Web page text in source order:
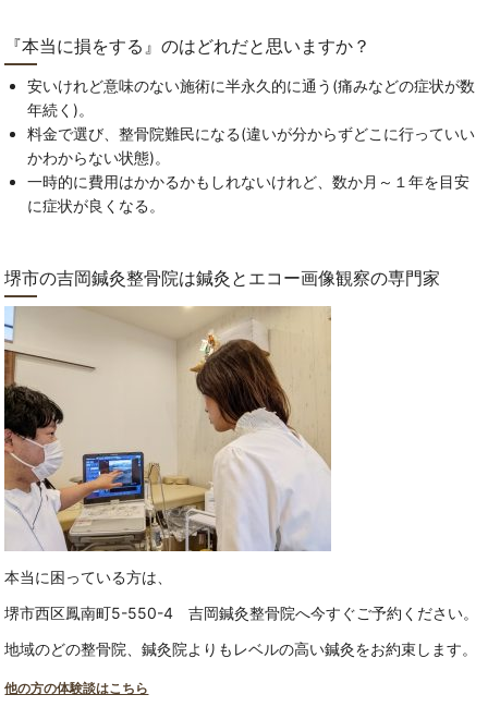
『本当に損をする』のはどれだと思いますか？
安いけれど意味のない施術に半永久的に通う(痛みなどの症状が数
年続く)。
料金で選び、整骨院難民になる(違いが分からずどこに行っていい
かわからない状態)。
一時的に費用はかかるかもしれないけれど、数か月～１年を目安
に症状が良くなる。
堺市の吉岡鍼灸整骨院は鍼灸とエコー画像観察の専門家
本当に困っている方は、
堺市西区鳳南町5-550-4 吉岡鍼灸整骨院へ今すぐご予約ください。
地域のどの整骨院、鍼灸院よりもレベルの高い鍼灸をお約束します。
他の方の体験談はこちら